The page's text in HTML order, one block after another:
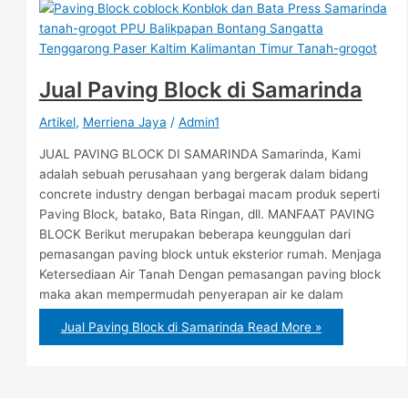
Jual Paving Block di Samarinda
Artikel, Merriena Jaya / Admin1
JUAL PAVING BLOCK DI SAMARINDA Samarinda, Kami
adalah sebuah perusahaan yang bergerak dalam bidang
concrete industry dengan berbagai macam produk seperti
Paving Block, batako, Bata Ringan, dll. MANFAAT PAVING
BLOCK Berikut merupakan beberapa keunggulan dari
pemasangan paving block untuk eksterior rumah. Menjaga
Ketersediaan Air Tanah Dengan pemasangan paving block
maka akan mempermudah penyerapan air ke dalam
Jual Paving Block di Samarinda Read More »